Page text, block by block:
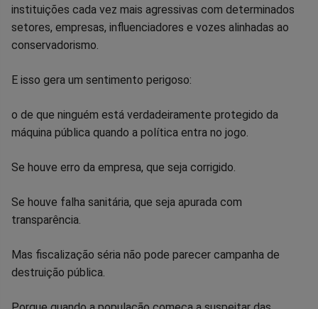
instituições cada vez mais agressivas com determinados
setores, empresas, influenciadores e vozes alinhadas ao
conservadorismo.
E isso gera um sentimento perigoso:
o de que ninguém está verdadeiramente protegido da
máquina pública quando a política entra no jogo.
Se houve erro da empresa, que seja corrigido.
Se houve falha sanitária, que seja apurada com
transparência.
Mas fiscalização séria não pode parecer campanha de
destruição pública.